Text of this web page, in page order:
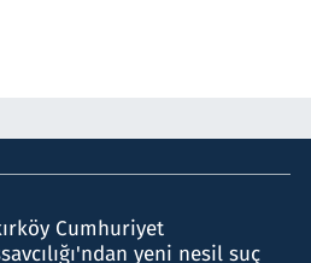
Cumhuriyet
yeni nesil suç